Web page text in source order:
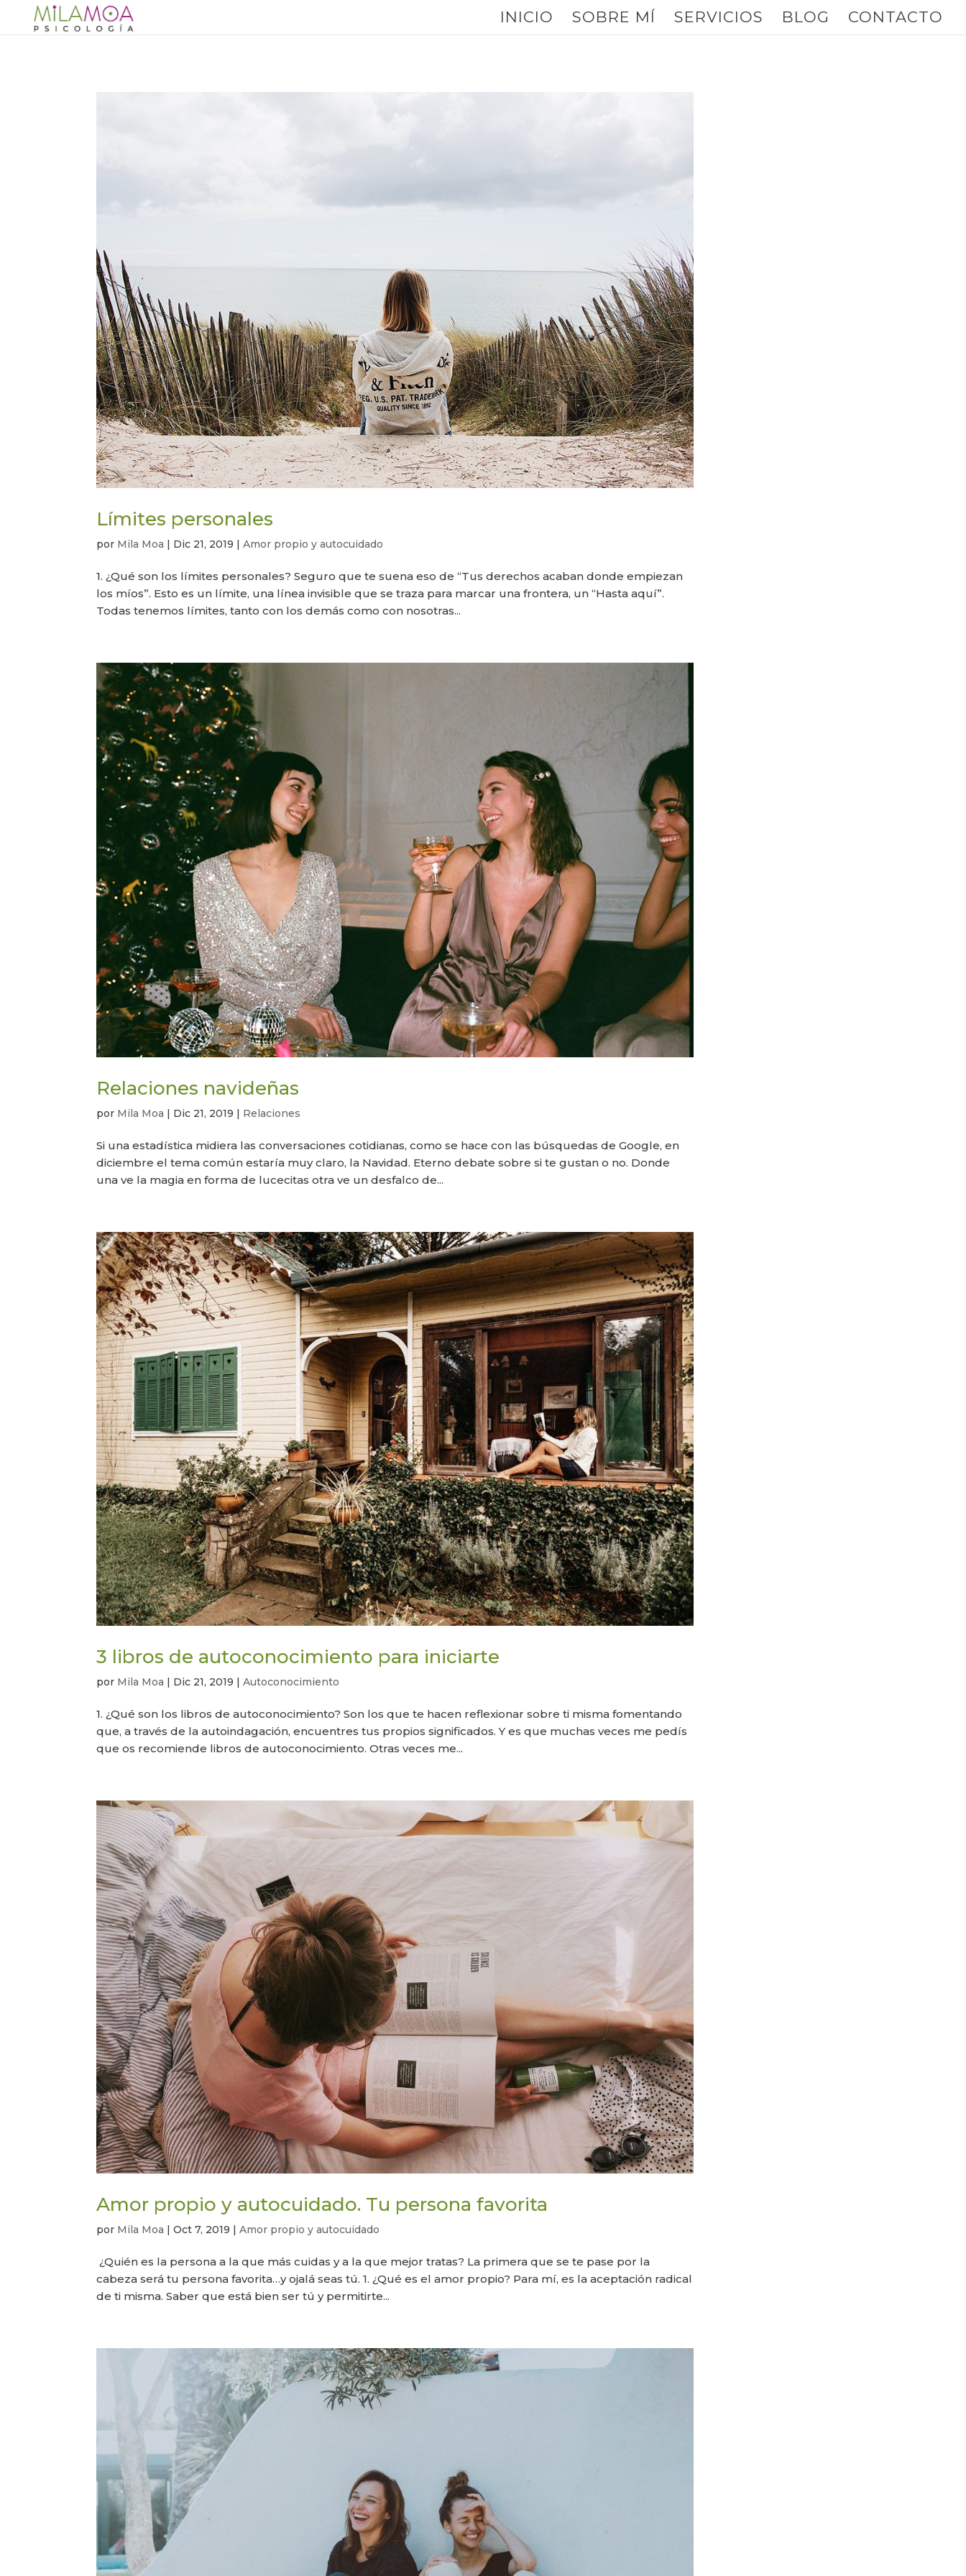
INICIO SOBRE MÍ SERVICIOS BLOG CONTACTO
Límites personales
por Mila Moa | Dic 21, 2019 |Amor propio y autocuidado
1. ¿Qué son los límites personales? Seguro que te suena eso de “Tus derechos acaban donde empiezan
los míos”. Esto es un límite, una línea invisible que se traza para marcar una frontera, un “Hasta aquí”.
Todas tenemos límites, tanto con los demás como con nosotras...
Relaciones navideñas
por Mila Moa | Dic 21, 2019 | Relaciones
Si una estadística midiera las conversaciones cotidianas, como se hace con las búsquedas de Google, en
diciembre el tema común estaría muy claro, la Navidad. Eterno debate sobre si te gustan o no. Donde
una ve la magia en forma de lucecitas otra ve un desfalco de...
3 libros de autoconocimiento para iniciarte
por Mila Moa | Dic 21, 2019 |Autoconocimiento
1. ¿Qué son los libros de autoconocimiento? Son los que te hacen reflexionar sobre ti misma fomentando
que, a través de la autoindagación, encuentres tus propios significados. Y es que muchas veces me pedís
que os recomiende libros de autoconocimiento. Otras veces me...
Amor propio y autocuidado. Tu persona favorita
por Mila Moa |Oct 7, 2019 |Amor propio y autocuidado
¿Quién es la persona a la que más cuidas y a la que mejor tratas? La primera que se te pase por la
cabeza será tu persona favorita…y ojalá seas tú. 1. ¿Qué es el amor propio? Para mí, es la aceptación radical
de ti misma. Saber que está bien ser tú y permitirte...